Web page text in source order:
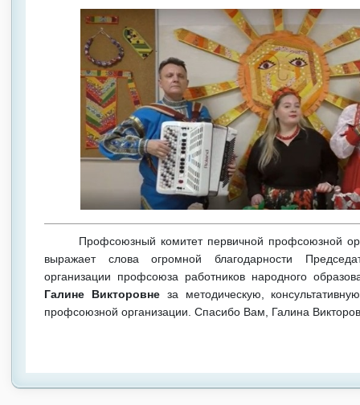
Профсоюзный комитет первичной профсоюзной
выражает слова огромной благодарности
организации профсоюза работников народного
Галине Викторовнеза методическую,
профсоюзной организации. Спасибо Вам, Галина